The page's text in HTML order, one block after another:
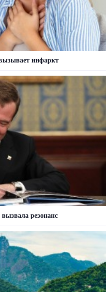
инфаркт
резонанс